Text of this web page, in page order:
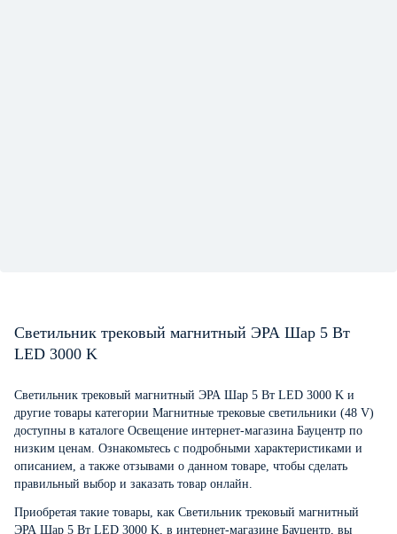
Светильник трековый магнитный ЭРА Шар 5 Вт
LED 3000 K
Светильник трековый магнитный ЭРА Шар 5 Вт LED 3000 K и
другие товары категории Магнитные трековые светильники (48 V)
доступны в каталоге Освещение интернет-магазина Бауцентр по
низким ценам. Ознакомьтесь с подробными характеристиками и
описанием, а также отзывами о данном товаре, чтобы сделать
правильный выбор и заказать товар онлайн.
Приобретая такие товары, как Светильник трековый магнитный
ЭРА Шар 5 Вт LED 3000 K, в интернет-магазине Бауцентр, вы